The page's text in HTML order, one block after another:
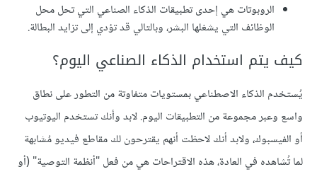
الروبوتات هي إحدى تطبيقات الذكاء الصناعي التي تحل محل
الوظائف التي يشغلها البشر، وبالتالي قد تؤدي إلى تزايد البطالة.
كيف يتم استخدام الذكاء الصناعي اليوم؟
يُستخدم الذكاء الاصطناعي بمستويات متفاوتة من التطور على نطاق
واسع وعبر مجموعة من التطبيقات اليوم. لابد وأنك تستخدم اليوتيوب
أو الفيسبوك، ولابد أنك لاحظت أنهم يقترحون لك مقاطع فيديو مُشابهة
لما تُشاهده في العادة، هذه الاقتراحات هي من فعل "أنظمة التوصية" (أو